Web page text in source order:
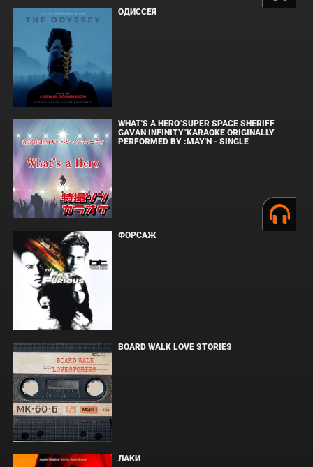
ОДИССЕЯ
WHAT'S A HERO"SUPER SPACE SHERIFF
GAVAN INFINITY"KARAOKE ORIGINALLY
PERFORMED BY :MAY'N - SINGLE
ФОРСАЖ
BOARD WALK LOVE STORIES
ЛАКИ